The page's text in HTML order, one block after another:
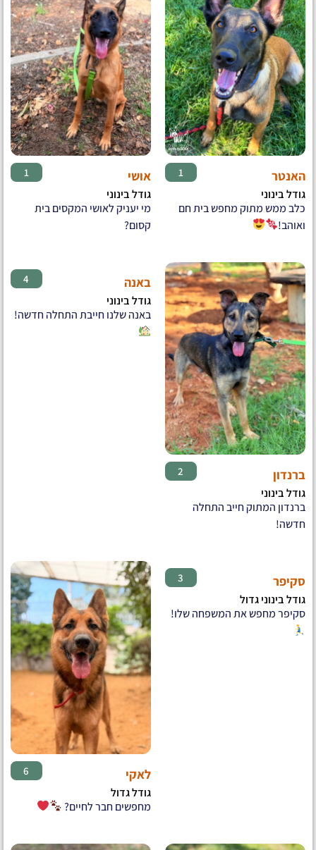
האנטר 1
גודל בינוני
כלב ממש מתוק מחפש בית חם
ואוהב!
אושי 1
גודל בינוני
מי יעניק לאושי המקסים בית
קסום?
ברנדון 2
גודל בינוני
ברנדון המתוק חייב התחלה
חדשה!
באנה 4
גודל בינוני
באנה שלנו חייבת התחלה חדשה!
סקיפר 3
גודל בינוני גדול
סקיפר מחפש את המשפחה שלו!
לאקי 6
גודל גדול
מחפשים חבר לחיים?